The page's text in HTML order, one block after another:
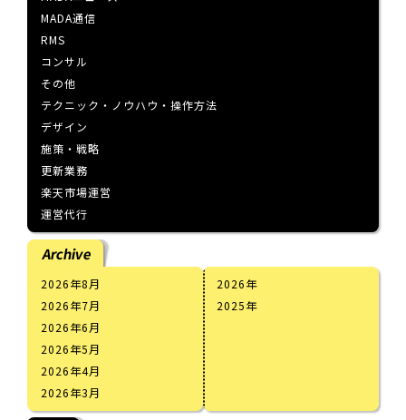
MADA通信
RMS
コンサル
その他
テクニック・ノウハウ・操作方法
デザイン
施策・戦略
更新業務
楽天市場運営
運営代行
Archive
2026年8月
2026年7月
2026年6月
2026年5月
2026年4月
2026年3月
2026
2025